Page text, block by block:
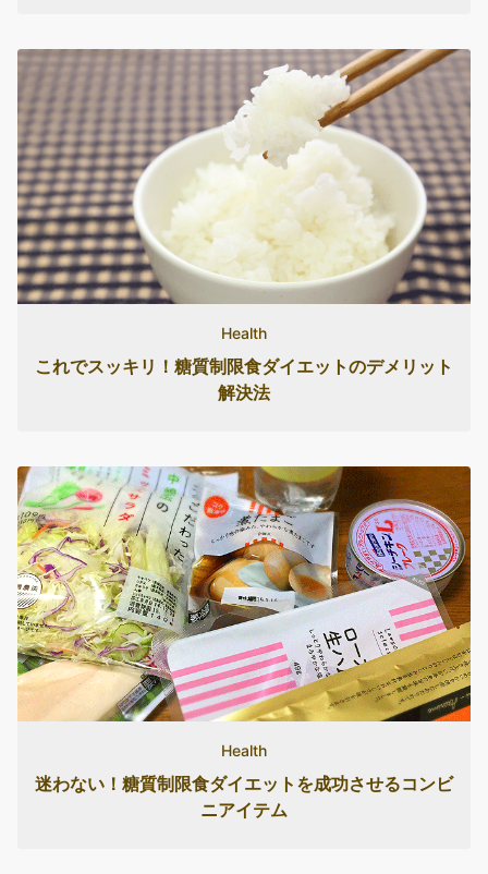
Health
これでスッキリ！糖質制限食ダイエットのデメリット
解決法
Health
迷わない！糖質制限食ダイエットを成功させるコンビ
ニアイテム